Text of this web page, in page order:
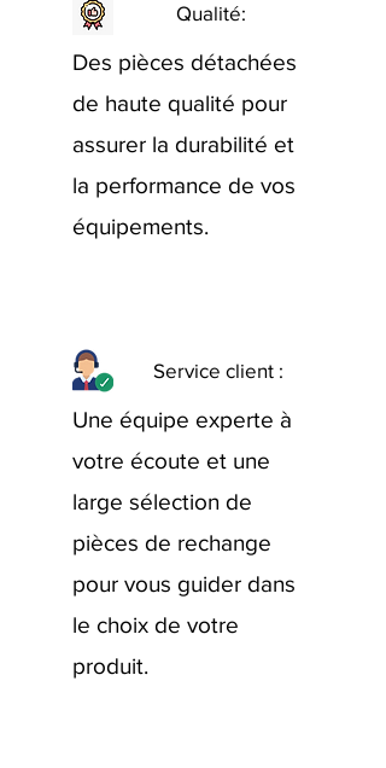
Qualité:
Des pièces détachées
de haute qualité pour
assurer la durabilité et
la performance de vos
équipements.
Service client :
Une équipe experte à
votre écoute et une
large sélection de
pièces de rechange
pour vous guider dans
le choix de votre
produit.